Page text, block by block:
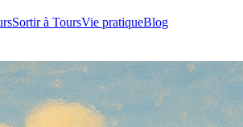
Sortir à ToursVie pratiqueBlog